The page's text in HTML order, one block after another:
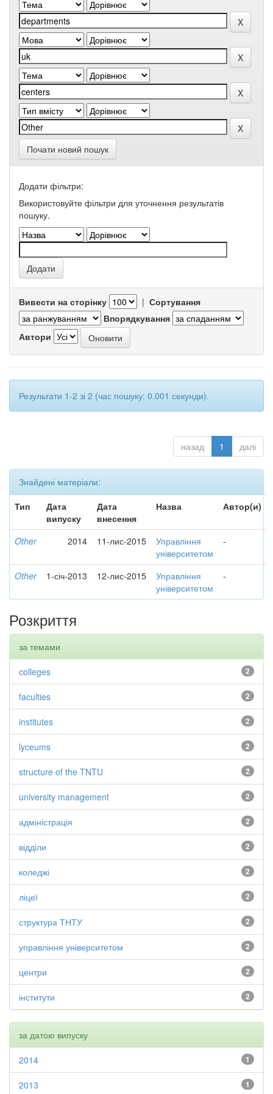
Почати новий пошук
Додати фільтри:
Використовуйте фільтри для уточнення результатів
пошуку.
Вивести на сторінку | Сортування
Впорядкування
Автори
Результати 1-2 зі 2 (час пошуку: 0.001 секунди).
назад 1 далі
Знайдені матеріали:
Тип
Дата
випуску
Дата
внесення
Назва Автор(и)
Other 2014 11-лис-2015
Управління
університетом
-
Other 1-січ-2013 12-лис-2015
Управління
університетом
-
Розкриття
за темами
2
colleges
2
faculties
2
institutes
2
lyceums
2
structure of the TNTU
2
university management
2
адміністрація
2
відділи
2
коледжі
2
ліцеї
2
структура ТНТУ
2
управління університетом
2
центри
2
інститути
за датою випуску
1
2014
1
2013